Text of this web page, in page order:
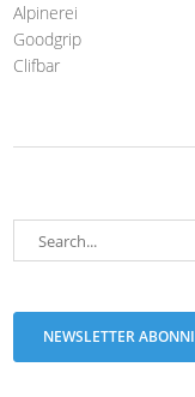
Alpinerei
Goodgrip
Clifbar
NEWSLETTER